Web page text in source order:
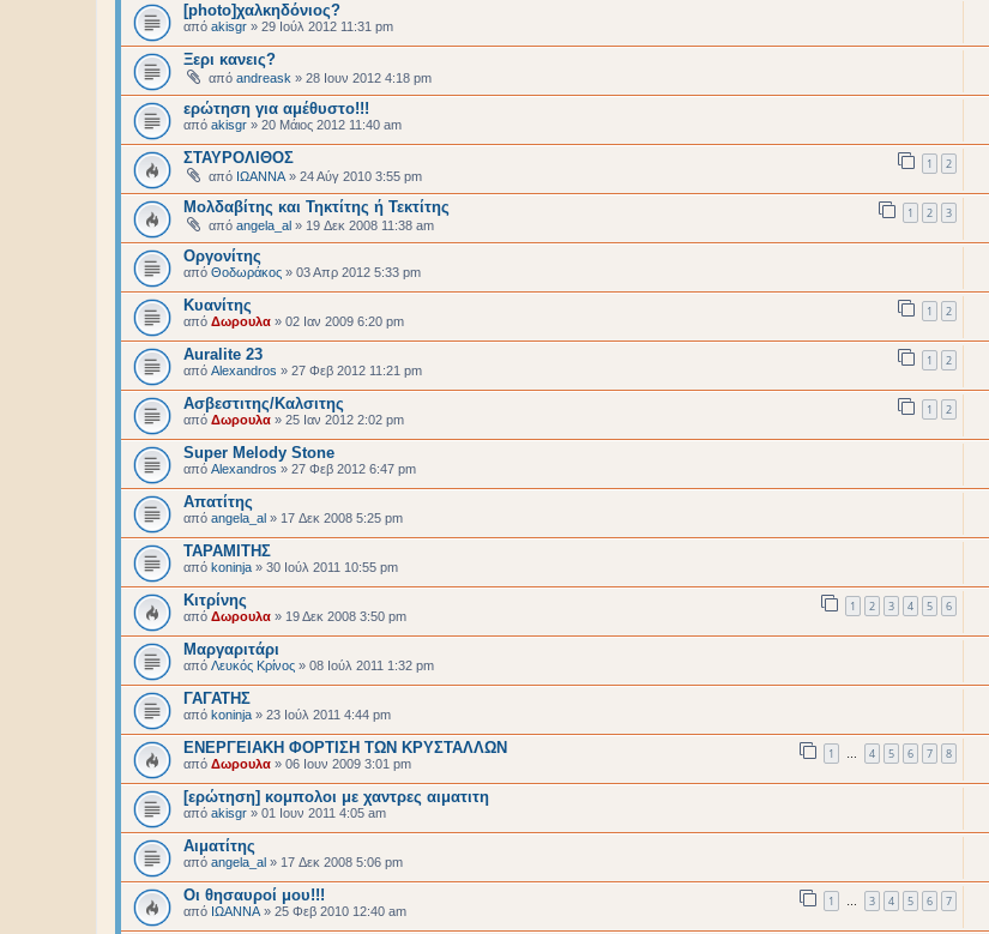
[photo]χαλκηδόνιος?
από akisgr » 29 Ιούλ 2012 11:31 pm
Ξερι κανεις?
από andreask » 28 Ιουν 2012 4:18 pm
ερώτηση για αμέθυστο!!!
από akisgr » 20 Μάιος 2012 11:40 am
ΣΤΑΥΡΟΛΙΘΟΣ
από ΙΩΑΝΝΑ » 24 Αύγ 2010 3:55 pm
1 2
Μολδαβίτης και Τηκτίτης ή Τεκτίτης
από angela_al » 19 Δεκ 2008 11:38 am
1 2 3
Οργονίτης
από Θοδωράκος » 03 Απρ 2012 5:33 pm
Κυανίτης
από Δωρουλα » 02 Ιαν 2009 6:20 pm
1 2
Auralite 23
από Alexandros » 27 Φεβ 2012 11:21 pm
1 2
Ασβεστιτης/Καλσιτης
από Δωρουλα » 25 Ιαν 2012 2:02 pm
1 2
Super Melody Stone
από Alexandros » 27 Φεβ 2012 6:47 pm
Απατίτης
από angela_al » 17 Δεκ 2008 5:25 pm
ΤΑΡΑΜΙΤΗΣ
από koninja » 30 Ιούλ 2011 10:55 pm
Κιτρίνης
από Δωρουλα » 19 Δεκ 2008 3:50 pm
1 2 3 4 5 6
Μαργαριτάρι
από Λευκός Κρίνος » 08 Ιούλ 2011 1:32 pm
ΓΑΓΑΤΗΣ
από koninja » 23 Ιούλ 2011 4:44 pm
ΕΝΕΡΓΕΙΑΚΗ ΦΟΡΤΙΣΗ ΤΩΝ ΚΡΥΣΤΑΛΛΩΝ
από Δωρουλα » 06 Ιουν 2009 3:01 pm
1 … 4 5 6 7 8
[ερώτηση] κομπολοι με χαντρες αιματιτη
από akisgr » 01 Ιουν 2011 4:05 am
Αιματίτης
από angela_al » 17 Δεκ 2008 5:06 pm
Οι θησαυροί μου!!!
από ΙΩΑΝΝΑ » 25 Φεβ 2010 12:40 am
1 … 3 4 5 6 7